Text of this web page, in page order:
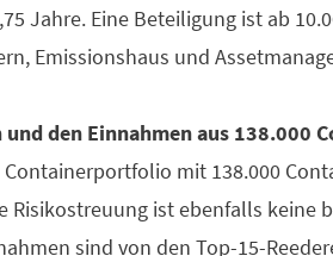
Jahre. Eine Beteiligung ist ab
Emissionshaus und
den Einnahmen aus 138.000
mit 138.000
ist ebenfalls
sind von den Top-15-